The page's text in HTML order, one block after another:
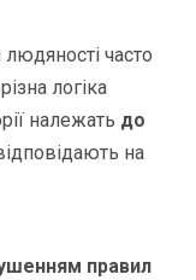
людяності часто
логіка
належать до
на
правил